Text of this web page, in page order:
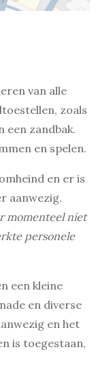
van alle
zoals
een zandbak.
en spelen.
en er is
aanwezig.
momenteel niet
personele
een kleine
en diverse
en het
is toegestaan,